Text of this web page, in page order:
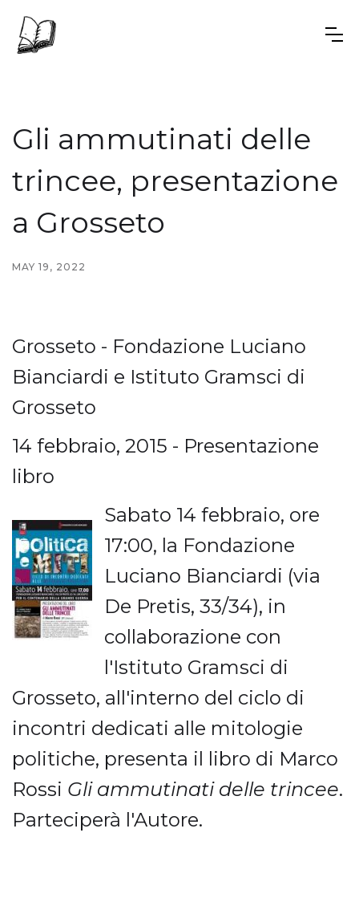
Gli ammutinati delle
trincee, presentazione
a Grosseto
MAY 19, 2022
Grosseto - Fondazione Luciano
Bianciardi e Istituto Gramsci di
Grosseto
14 febbraio, 2015 - Presentazione
libro
Sabato 14 febbraio, ore
17:00, la Fondazione
Luciano Bianciardi (via
De Pretis, 33/34), in
collaborazione con
l'Istituto Gramsci di
Grosseto, all'interno del ciclo di
incontri dedicati alle mitologie
politiche, presenta il libro di Marco
Rossi Gli ammutinati delle trincee.
Parteciperà l'Autore.